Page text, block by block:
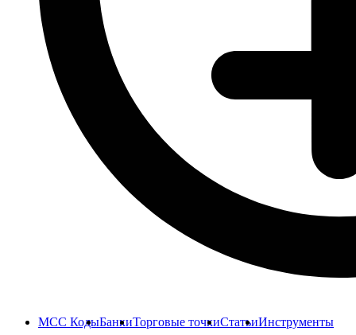
MCC КодыБанкиТорговые точкиСтатьиИнструменты